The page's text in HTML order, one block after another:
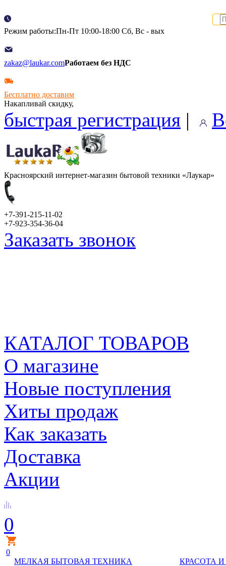
Режим работы:Пн-Пт 10:00-18:00 Сб, Вс - вых
zakaz@laukar.comРаботаем без НДС
Бесплатно доставим
Накапливай скидку,
быстрая регистрация |
Красноярский интернет-магазин бытовой техники «Лаукар»
+7-391-215-11-02
+7-923-354-36-04
Заказать звонок
КАТАЛОГ ТОВАРОВ
О магазине
Новые поступления
Хиты продаж
Как заказать
Доставка
Акции
0
0
МЕЛКАЯ БЫТОВАЯ ТЕХНИКА
КРАСОТА И